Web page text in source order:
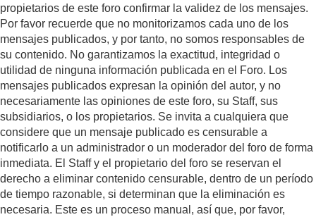
propietarios de este foro confirmar la validez de los mensajes.
Por favor recuerde que no monitorizamos cada uno de los
mensajes publicados, y por tanto, no somos responsables de
su contenido. No garantizamos la exactitud, integridad o
utilidad de ninguna información publicada en el Foro. Los
mensajes publicados expresan la opinión del autor, y no
necesariamente las opiniones de este foro, su Staff, sus
subsidiarios, o los propietarios. Se invita a cualquiera que
considere que un mensaje publicado es censurable a
notificarlo a un administrador o un moderador del foro de forma
inmediata. El Staff y el propietario del foro se reservan el
derecho a eliminar contenido censurable, dentro de un período
de tiempo razonable, si determinan que la eliminación es
necesaria. Este es un proceso manual, así que, por favor,